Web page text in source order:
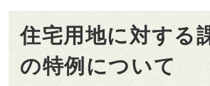
住宅用地に対する
の特例について